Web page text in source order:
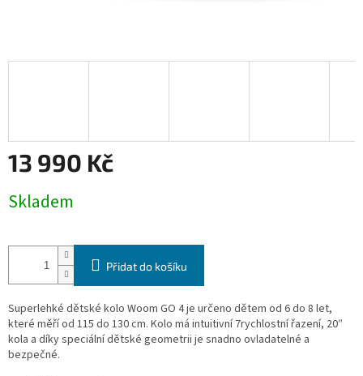
13 990 Kč
cena:
Skladem
Přidat do košíku
Superlehké dětské kolo Woom GO 4 je určeno dětem od 6 do 8 let,
které měří od 115 do 130 cm. Kolo má intuitivní 7rychlostní řazení, 20″
kola a díky speciální dětské geometrii je snadno ovladatelné a
bezpečné.